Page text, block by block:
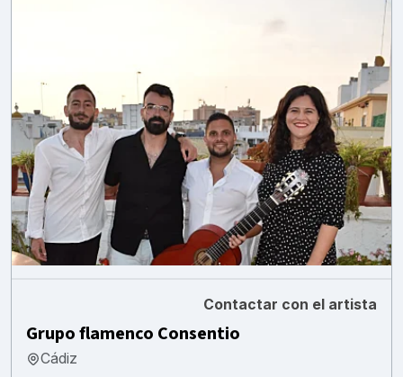
Contactar con el artista
Grupo flamenco Consentio
Cádiz